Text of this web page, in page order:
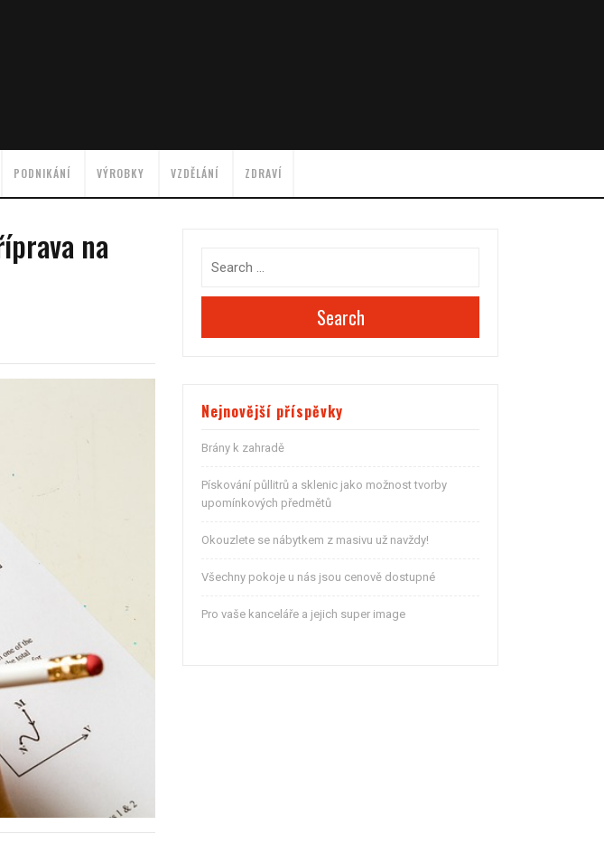
PODNIKÁNÍ VÝROBKY VZDĚLÁNÍ ZDRAVÍ
na
Search
Nejnovější příspěvky
Brány k zahradě
Pískování půllitrů a sklenic jako možnost tvorby
upomínkových předmětů
Okouzlete se nábytkem z masivu už navždy!
Všechny pokoje u nás jsou cenově dostupné
Pro vaše kanceláře a jejich super image